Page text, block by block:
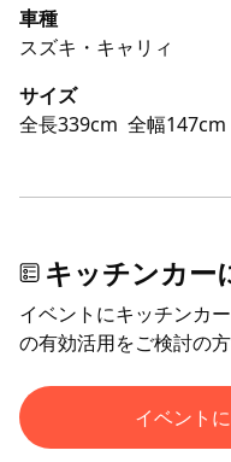
車種
スズキ・キャリィ
サイズ
全長339cm 全幅147cm
キッチンカー
イベントにキッチンカ
の有効活用をご検討の
イベント